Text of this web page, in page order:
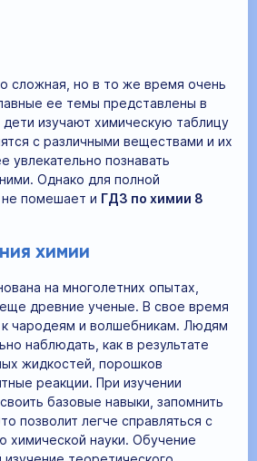
сложная, но в то же время очень
ее темы представлены в
изучают химическую таблицу
с различными веществами и их
увлекательно познавать
Однако для полной
помешает и ГДЗ по химии 8
химии
на многолетних опытах,
древние ученые. В свое время
к чародеям и волшебникам. Людям
наблюдать, как в результате
жидкостей, порошков
реакции. При изучении
базовые навыки, запомнить
позволит легче справляться с
химической науки. Обучение